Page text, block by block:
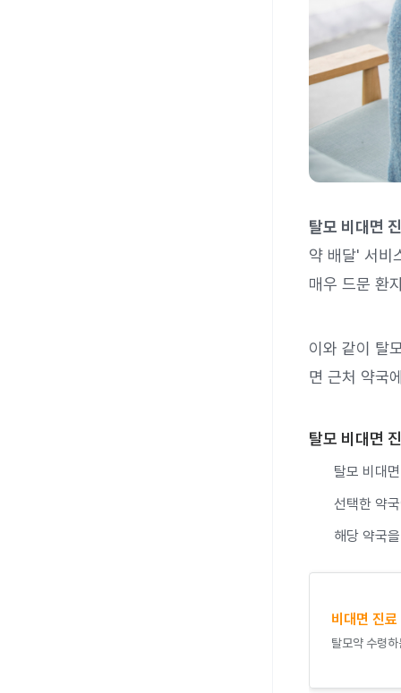
탈모 비대면
약 배달' 서비
매우 드문 환
이와 같이 탈
면 근처 약국
탈모 비대면
탈모 비대
선택한 약
해당 약국
비대면 진
탈모약 수령